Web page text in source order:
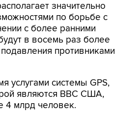
значительно
по борьбе с
с более ранними
в восемь раз более
противниками
услугами системы GPS,
являются ВВС США,
4 млрд человек.